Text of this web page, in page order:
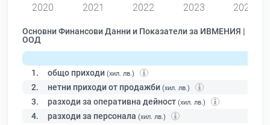
2020 2021 2022 2023 2024
Основни Финансови Данни и Показатели за ИВМЕНИЯ |
ООД
1. общо приходи (хил. лв.)
2. нетни приходи от продажби (хил. лв.)
3. разходи за оперативна дейност (хил. лв.)
4. разходи за персонала (хил. лв.)